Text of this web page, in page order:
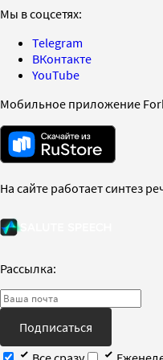
Мы в соцсетях:
Telegram
ВКонтакте
YouTube
Мобильное приложение
На сайте работает синтез
Рассылка:
Подписаться